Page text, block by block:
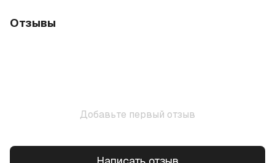
Отзывы
Добавьте первый отзыв